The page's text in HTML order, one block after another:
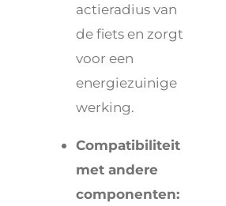
actieradius van
de fiets en zorgt
voor een
energiezuinige
werking.
Compatibiliteit
met andere
componenten: